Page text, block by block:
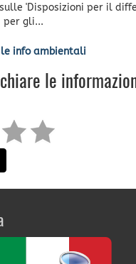
'Disposizioni per il
gli...
info ambientali
le